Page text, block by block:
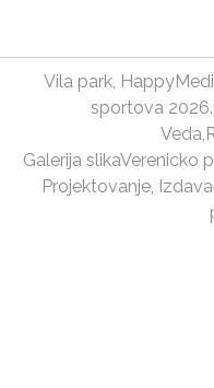
Vila park
sportova 2026.
Veda
Galerija slikaVerenicko
Projektovanje,